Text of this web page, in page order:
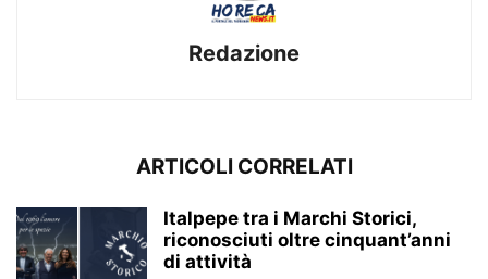
Redazione
ARTICOLI CORRELATI
Italpepe tra i Marchi Storici,
riconosciuti oltre cinquant’anni
di attività